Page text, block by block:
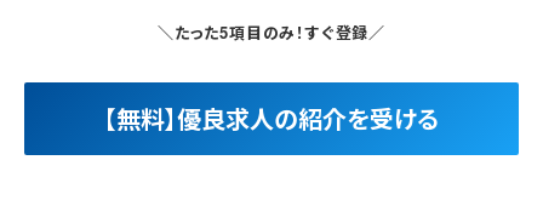
＼たった5項目のみ！すぐ登録／
【無料】優良求人の紹介を受ける